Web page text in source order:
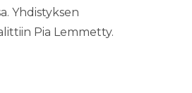
Yhdistyksen
Pia Lemmetty.